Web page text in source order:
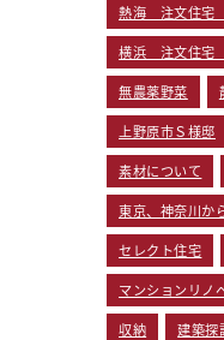
熱海 注文住宅
横浜 注文住宅
無農薬野菜
上野原市Ｓ様邸
素材について
東京、神奈川か
セレクト住宅
マンションリノ
収納 建築探